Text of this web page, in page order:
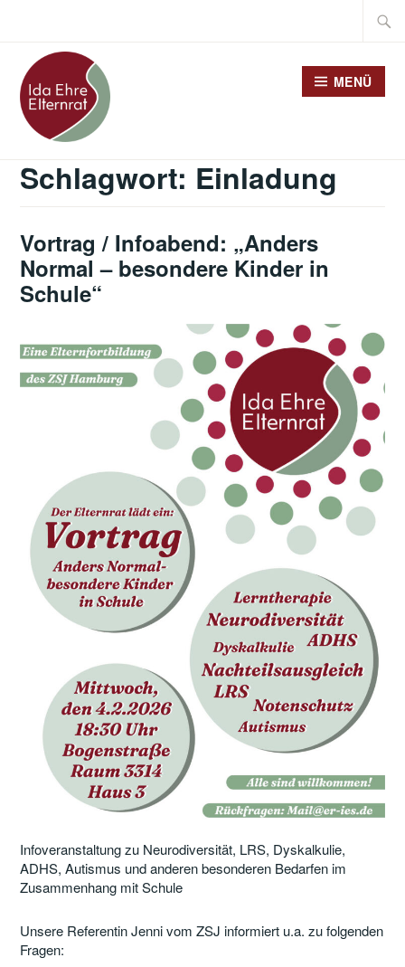
springen
Suche
MENÜ
Schlagwort: Einladung
Vortrag / Infoabend: „Anders
Normal – besondere Kinder in
Schule“
Infoveranstaltung zu Neurodiversität, LRS, Dyskalkulie,
ADHS, Autismus und anderen besonderen Bedarfen im
Zusammenhang mit Schule
Unsere Referentin Jenni vom ZSJ informiert u.a. zu folgenden
Fragen: